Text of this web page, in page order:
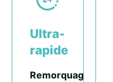
Ultra-
rapide
Remorquage